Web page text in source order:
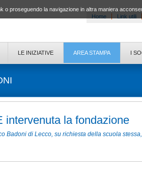
Home Link utili
LE INIZIATIVE AREA STAMPA I
intervenuta la fondazione
Badoni di Lecco, su richiesta della scuola
proseguendo la navigazione in altra maniera